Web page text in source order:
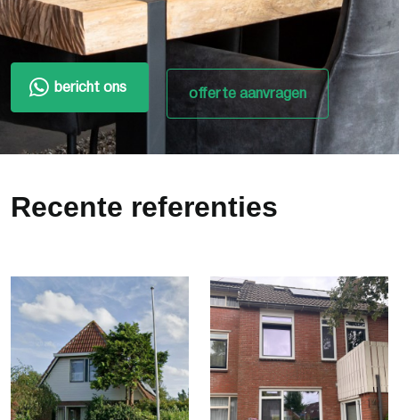
bericht ons offerte aanvragen
Recente referenties